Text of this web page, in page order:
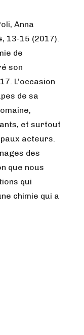
Anna
13-15 (2017).
de
son
L’occasion
de sa
et surtout
acteurs.
des
que nous
qui
chimie qui a